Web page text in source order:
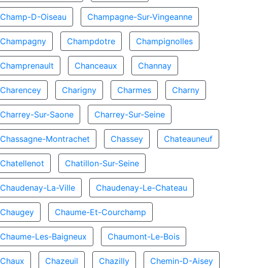
Champ-D-Oiseau Champagne-Sur-Vingeanne
Champagny Champdotre Champignolles
Champrenault Chanceaux Channay
Charencey Charigny Charmes Charny
Charrey-Sur-Saone Charrey-Sur-Seine
Chassagne-Montrachet Chassey Chateauneuf
Chatellenot Chatillon-Sur-Seine
Chaudenay-La-Ville Chaudenay-Le-Chateau
Chaugey Chaume-Et-Courchamp
Chaume-Les-Baigneux Chaumont-Le-Bois
Chaux Chazeuil Chazilly Chemin-D-Aisey